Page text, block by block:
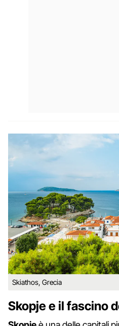
Skiathos, Grecia
Skopje e il fascino